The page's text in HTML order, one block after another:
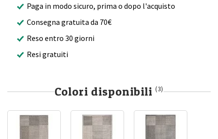
Paga in modo sicuro, prima o dopo l'acquisto
Consegna gratuita da 70€
Reso entro 30 giorni
Resi gratuiti
Colori disponibili (3)